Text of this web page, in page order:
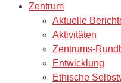
Zentrum
Aktuelle
Aktivitäten
Zentrums-
Entwicklung
Ethische